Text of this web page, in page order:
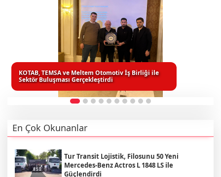
KOTAB, TEMSA ve Meltem Otomotiv İş Birliği ile
Sektör Buluşması Gerçekleştirdi
En Çok Okunanlar
Tur Transit Lojistik, Filosunu 50 Yeni
Mercedes-Benz Actros L 1848 LS ile
Güçlendirdi